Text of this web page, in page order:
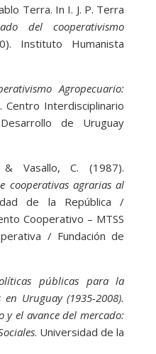
Terra. In I. J. P. Terra
del cooperativismo
Instituto Humanista
Agropecuario:
. Centro Interdisciplinario
de Uruguay
Vasallo, C. (1987).
cooperativas agrarias al
de la República /
Cooperativo – MTSS
/ Fundación de
públicas para la
Uruguay (1935-2008).
y el avance del mercado:
. Universidad de la